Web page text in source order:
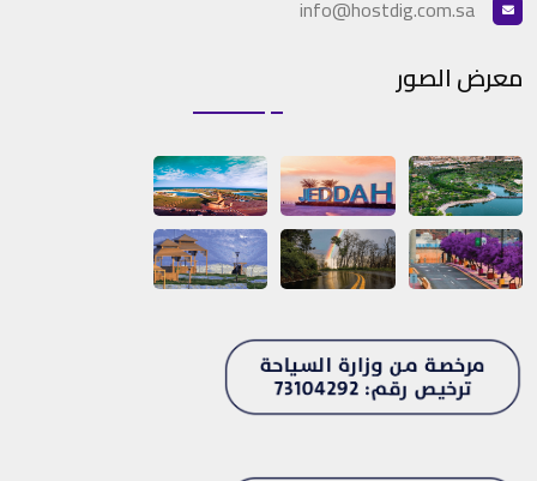
info@hostdig.com.sa
معرض الصور